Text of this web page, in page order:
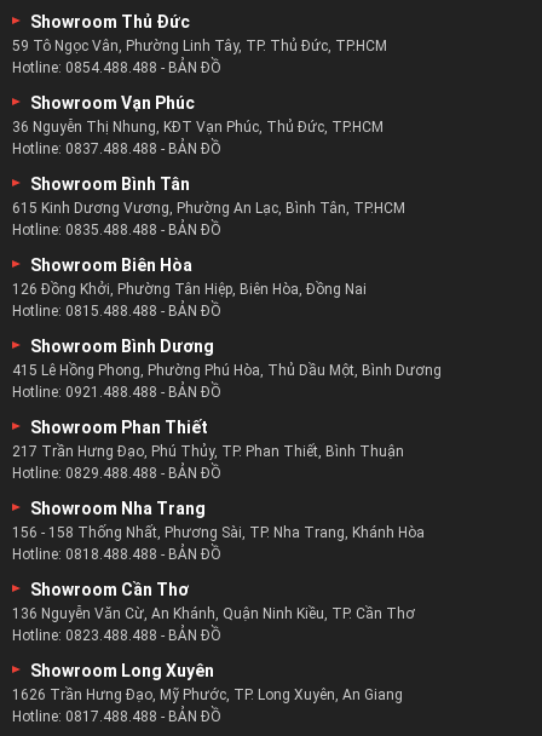
Showroom Thủ Đức
59 Tô Ngọc Vân, Phường Linh Tây, TP. Thủ Đức, TP.HCM
Hotline: 0854.488.488 - BẢN ĐỒ
Showroom Vạn Phúc
36 Nguyễn Thị Nhung, KĐT Vạn Phúc, Thủ Đức, TP.HCM
Hotline: 0837.488.488 - BẢN ĐỒ
Showroom Bình Tân
615 Kinh Dương Vương, Phường An Lạc, Bình Tân, TP.HCM
Hotline: 0835.488.488 - BẢN ĐỒ
Showroom Biên Hòa
126 Đồng Khởi, Phường Tân Hiệp, Biên Hòa, Đồng Nai
Hotline: 0815.488.488 - BẢN ĐỒ
Showroom Bình Dương
415 Lê Hồng Phong, Phường Phú Hòa, Thủ Dầu Một, Bình Dương
Hotline: 0921.488.488 - BẢN ĐỒ
Showroom Phan Thiết
217 Trần Hưng Đạo, Phú Thủy, TP. Phan Thiết, Bình Thuận
Hotline: 0829.488.488 - BẢN ĐỒ
Showroom Nha Trang
156 - 158 Thống Nhất, Phương Sài, TP. Nha Trang, Khánh Hòa
Hotline: 0818.488.488 - BẢN ĐỒ
Showroom Cần Thơ
136 Nguyễn Văn Cừ, An Khánh, Quận Ninh Kiều, TP. Cần Thơ
Hotline: 0823.488.488 - BẢN ĐỒ
Showroom Long Xuyên
1626 Trần Hưng Đạo, Mỹ Phước, TP. Long Xuyên, An Giang
Hotline: 0817.488.488 - BẢN ĐỒ